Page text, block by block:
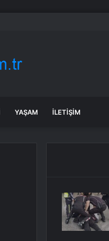
harçlardan muaf tuttu
YAŞAM İLETIŞIM